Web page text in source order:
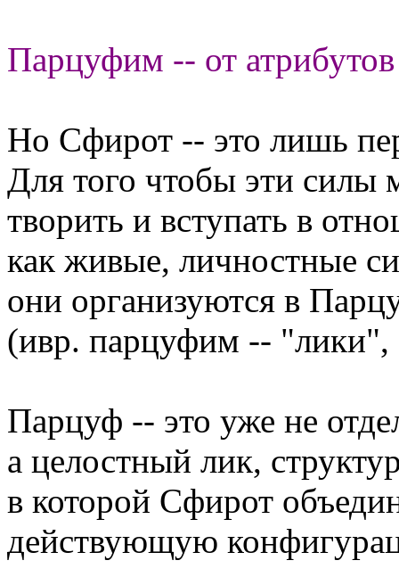
Парцуфим -- от
Но Сфирот -- это лишь
Для того чтобы эти силы
творить и вступать в
как живые, личностные
они организуются в
(ивр. парцуфим --
Парцуф -- это уже не
а целостный лик,
в которой Сфирот
действующую